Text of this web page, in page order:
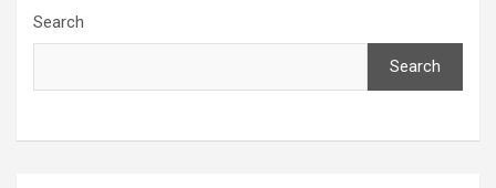
Search
Search